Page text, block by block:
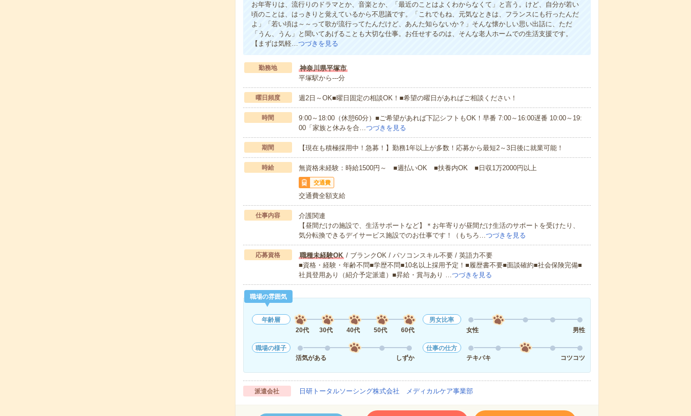
お年寄りは、流行りのドラマとか、音楽とか、「最近のことはよくわからなくて」と言う。けど、自分が若い
頃のことは、はっきりと覚えているから不思議です。「これでもね、元気なときは、フランスにも行ったんだ
よ」「若い頃は～～って歌が流行ってたんだけど、あんた知らないか？」そんな懐かしい思い出話に、ただ
「うん、うん」と聞いてあげることも大切な仕事。お任せするのは、そんな老人ホームでの生活支援です。
【まずは気軽…つづきを見る
勤務地
神奈川県平塚市
平塚駅から---分
曜日頻度 週2日～OK■曜日固定の相談OK！■希望の曜日があればご相談ください！
時間
9:00～18:00（休憩60分）■ご希望があれば下記シフトもOK！早番 7:00～16:00遅番 10:00～19:
00「家族と休みを合…つづきを見る
期間 【現在も積極採用中！急募！】勤務1年以上が多数！応募から最短2～3日後に就業可能！
時給 無資格未経験：時給1500円～ ■週払いOK ■扶養内OK ■日収1万2000円以上
交通費
交通費全額支給
仕事内容
介護関連
【昼間だけの施設で、生活サポートなど】＊お年寄りが昼間だけ生活のサポートを受けたり、
気分転換できるデイサービス施設でのお仕事です！（もちろ…つづきを見る
応募資格 職種未経験OK/ ブランクOK / パソコンスキル不要 / 英語力不要
■資格・経験・年齢不問■学歴不問■10名以上採用予定！■履歴書不要■面談確約■社会保険完備■
社員登用あり（紹介予定派遣）■昇給・賞与あり …つづきを見る
職場の雰囲気
年齢層
20代
30代 40代 50代 60代
男女比率
女性
男性
職場の様子
活気がある
しずか
仕事の仕方
テキパキ
コツコツ
派遣会社 日研トータルソーシング株式会社 メディカルケア事業部